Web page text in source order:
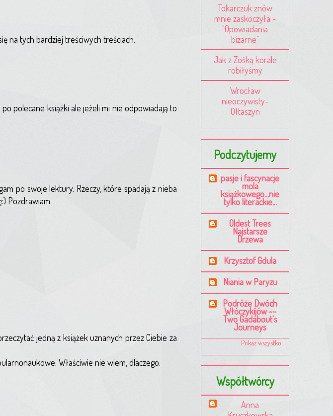
na tych bardziej treściwych treściach.
polecane książki ale jeżeli mi nie odpowiadają to
po swoje lektury. Rzeczy, które spadają z nieba
Pozdrawiam
jedną z książek uznanych przez Ciebie za
Właściwie nie wiem, dlaczego.
Tokarczuk znów
mnie zaskoczyła -
"Opowiadania
bizarne"
Jak z Zośką korale
robiłyśmy
Wrocław
nieoczywisty-
Ołtaszyn
Podczytujemy
pasje i fascynacje
mola
książkowego...nie
tylko literackie...
Oldest Trees
Najstarsze
Drzewa
Krzysztof Gdula
Niania w Paryzu
Podróże Dwóch
Włóczykijów ~~
Two Gadabout's
Journeys
Pokaż wszystko
Współtwórcy
Anna